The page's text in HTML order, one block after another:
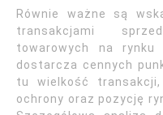
Równie ważne są
transakcjami
towarowych na rynku
dostarcza cennych
tu wielkość
ochrony oraz pozycję